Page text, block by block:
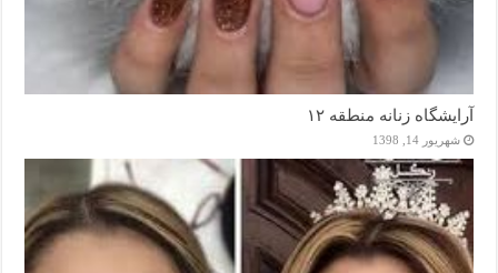
آرایشگاه زنانه منطقه ۱۲
شهریور 14, 1398